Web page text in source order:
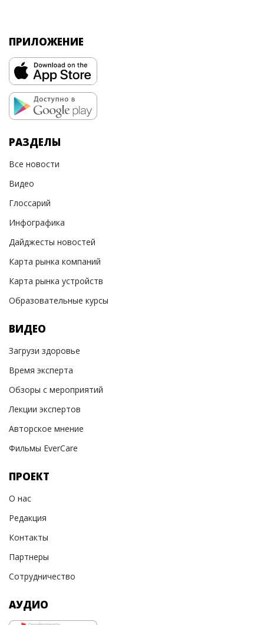
ПРИЛОЖЕНИЕ
РАЗДЕЛЫ
Все новости
Видео
Глоссарий
Инфографика
Дайджесты новостей
Карта рынка компаний
Карта рынка устройств
Образовательные курсы
ВИДЕО
Загрузи здоровье
Время эксперта
Обзоры с мероприятий
Лекции экспертов
Авторское мнение
Фильмы EverCare
ПРОЕКТ
О нас
Редакция
Контакты
Партнеры
Сотрудничество
АУДИО